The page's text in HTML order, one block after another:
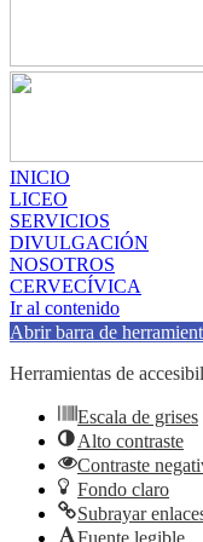
INICIO
LICEO
SERVICIOS
DIVULGACIÓN
NOSOTROS
CERVECÍVICA
Ir al contenido
Abrir barra de
Herramientas de
Escala de grises
Alto contraste
Contraste
Fondo claro
Subrayar
Fuente legible